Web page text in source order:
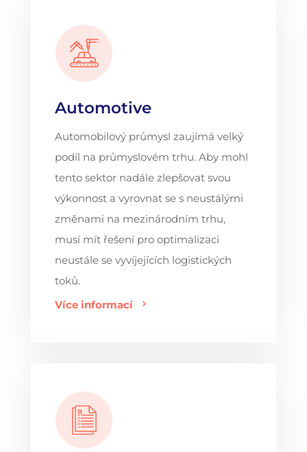
Automotive
Automobilový průmysl zaujímá velký
podíl na průmyslovém trhu. Aby mohl
tento sektor nadále zlepšovat svou
výkonnost a vyrovnat se s neustálými
změnami na mezinárodním trhu,
musí mít řešení pro optimalizaci
neustále se vyvíjejících logistických
toků.
Více informací